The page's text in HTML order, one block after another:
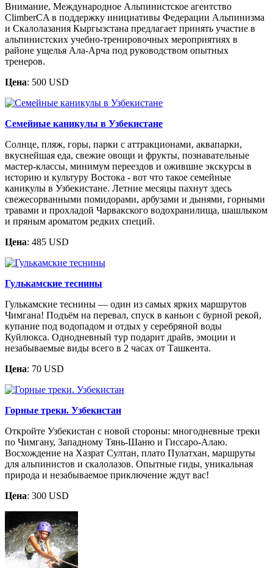
Внимание, Международное Альпинистское агентство
ClimberCA в поддержку инициативы Федерации Альпинизма
и Скалолазания Кыргызстана предлагает принять участие в
альпинистских учебно-тренировочных мероприятиях в
районе ущелья Ала-Арча под руководством опытных
тренеров.
Цена: 500 USD
Семейные каникулы в Узбекистане
Солнце, пляж, горы, парки с аттракционами, аквапарки,
вкуснейшая еда, свежие овощи и фрукты, познавательные
мастер-классы, минимум переездов и ожившие экскурсы в
историю и культуру Востока - вот что такое семейные
каникулы в Узбекистане. Летние месяцы пахнут здесь
свежесорванными помидорами, арбузами и дынями, горными
травами и прохладой Чарвакского водохранилища, шашлыком
и пряным ароматом редких специй.
Цена: 485 USD
Гулькамские теснины
Гулькамские теснины — один из самых ярких маршрутов
Чимгана! Подъём на перевал, спуск в каньон с бурной рекой,
купание под водопадом и отдых у серебряной воды
Куйлюкса. Однодневный тур подарит драйв, эмоции и
незабываемые виды всего в 2 часах от Ташкента.
Цена: 70 USD
Горные треки. Узбекистан
Откройте Узбекистан с новой стороны: многодневные треки
по Чимгану, Западному Тянь-Шаню и Гиссаро-Алаю.
Восхождение на Хазрат Султан, плато Пулатхан, маршруты
для альпинистов и скалолазов. Опытные гиды, уникальная
природа и незабываемое приключение ждут вас!
Цена: 300 USD